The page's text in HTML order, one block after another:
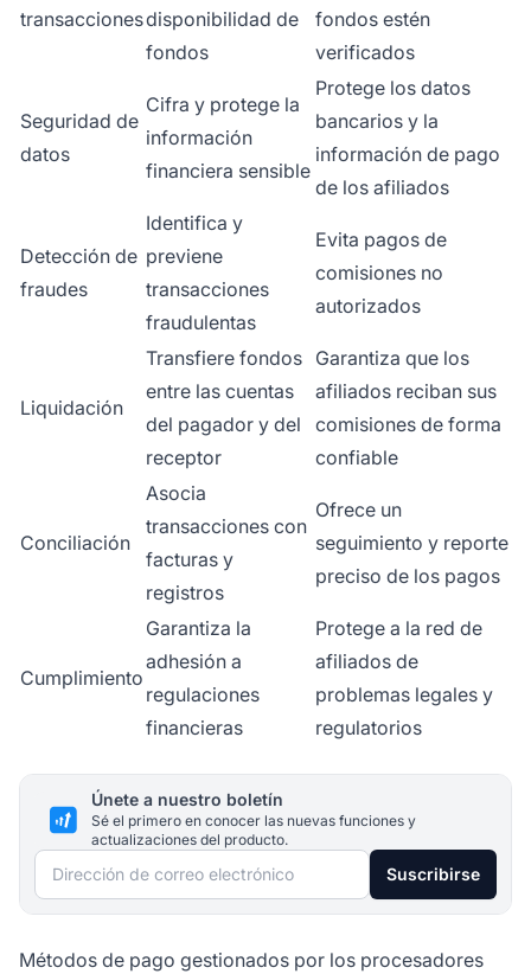
transaccionesdisponibilidad de
fondos
fondos estén
verificados
Seguridad de
datos
Cifra y protege la
información
financiera sensible
Protege los datos
bancarios y la
información de pago
de los afiliados
Detección de
fraudes
Identifica y
previene
transacciones
fraudulentas
Evita pagos de
comisiones no
autorizados
Liquidación
Transfiere fondos
entre las cuentas
del pagador y del
receptor
Garantiza que los
afiliados reciban sus
comisiones de forma
confiable
Conciliación
Asocia
transacciones con
facturas y
registros
Ofrece un
seguimiento y reporte
preciso de los pagos
Cumplimiento
Garantiza la
adhesión a
regulaciones
financieras
Protege a la red de
afiliados de
problemas legales y
regulatorios
Únete a nuestro boletín
Sé el primero en conocer las nuevas funciones y
actualizaciones del producto.
Dirección de correo electrónico Suscribirse
Métodos de pago gestionados por los procesadores